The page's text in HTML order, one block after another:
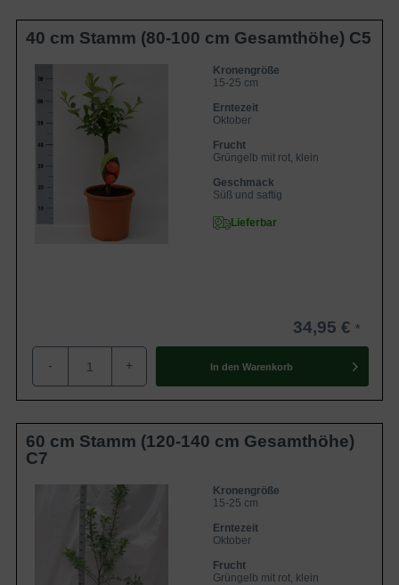
40 cm Stamm (80-100 cm Gesamthöhe) C5
Kronengröße
15-25 cm
Erntezeit
Oktober
Frucht
Grüngelb mit rot, klein
Geschmack
Süß und saftig
Lieferbar
34,95 €
- + In den Warenkorb
60 cm Stamm (120-140 cm Gesamthöhe)
C7
Kronengröße
15-25 cm
Erntezeit
Oktober
Frucht
Grüngelb mit rot, klein